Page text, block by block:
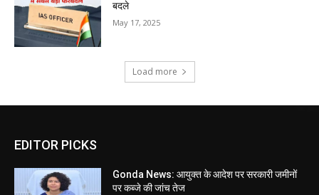
बदले
May 17, 2025
Load more
EDITOR PICKS
Gonda News: आयुक्त के आदेश पर सरकारी जमीनों
पर कब्जे की जांच तेज